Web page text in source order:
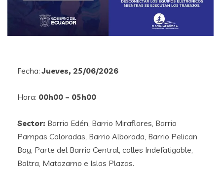
Fecha:Jueves, 25/06/2026
Hora: 00h00 – 05h00
Sector: Barrio Edén, Barrio Miraflores, Barrio
Pampas Coloradas, Barrio Alborada, Barrio Pelican
Bay, Parte del Barrio Central, calles Indefatigable,
Baltra, Matazarno e Islas Plazas.